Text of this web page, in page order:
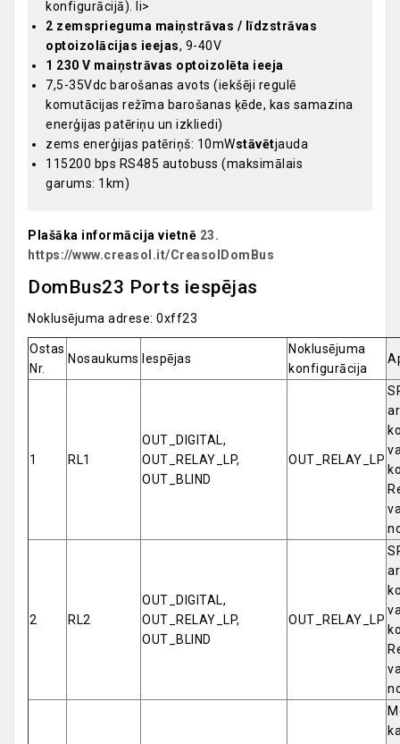
konfigurācijā). li>
2 zemsprieguma maiņstrāvas / līdzstrāvas
optoizolācijas ieejas, 9-40V
1 230 V maiņstrāvas optoizolēta ieeja
7,5-35Vdc barošanas avots (iekšēji regulē
komutācijas režīma barošanas ķēde, kas samazina
enerģijas patēriņu un izkliedi)
zems enerģijas patēriņš: 10mWstāvētjauda
115200 bps RS485 autobuss (maksimālais
garums: 1km)
Plašāka informācija vietnē 23.
https://www.creasol.it/CreasolDomBus
DomBus23 Ports iespējas
Noklusējuma adrese: 0xff23
Ostas
Nr.
Nosaukums Iespējas
Noklusējuma
konfigurācija
1 RL1
OUT_DIGITAL,
OUT_RELAY_LP,
OUT_BLIND
OUT_RELAY_LP
2 RL2
OUT_DIGITAL,
OUT_RELAY_LP,
OUT_BLIND
OUT_RELAY_LP